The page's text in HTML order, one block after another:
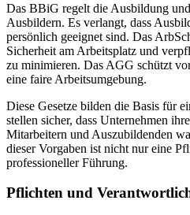
Das BBiG regelt die Ausbildung
Ausbildern. Es verlangt, dass
persönlich geeignet sind. Das
Sicherheit am Arbeitsplatz und
zu minimieren. Das AGG schützt
eine faire Arbeitsumgebung.
Diese Gesetze bilden die Basis für
stellen sicher, dass Unternehmen
Mitarbeitern und Auszubildenden
dieser Vorgaben ist nicht nur eine
professioneller Führung.
Pflichten und